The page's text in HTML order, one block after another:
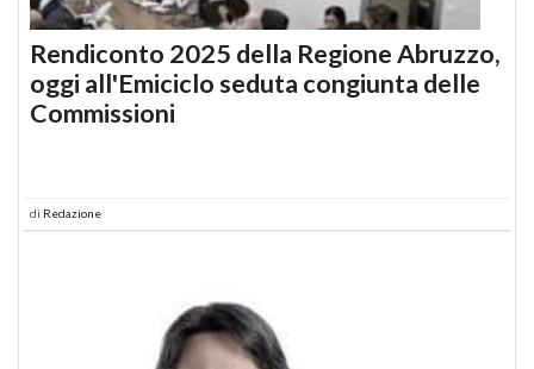
Rendiconto 2025 della Regione Abruzzo,
oggi all'Emiciclo seduta congiunta delle
Commissioni
di Redazione